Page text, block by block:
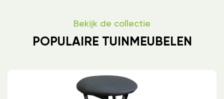
Bekijk de collectie
POPULAIRE TUINMEUBELEN